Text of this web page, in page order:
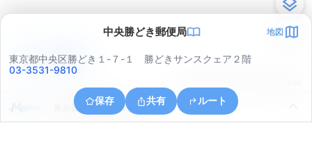
中央勝どき郵便局 地図
東京都中央区勝どき１-７-１ 勝どきサンスクェア２階
03-3531-9810
保存 共有 ルート
東京都江東区豊洲６丁目５
アプリで見る